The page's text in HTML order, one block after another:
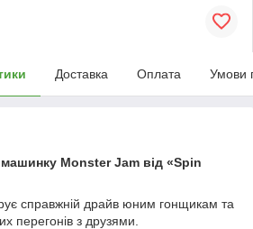
Доставка Оплата Умови
машинку Monster Jam від «Spin
справжній драйв юним гонщикам та
перегонів з друзями.